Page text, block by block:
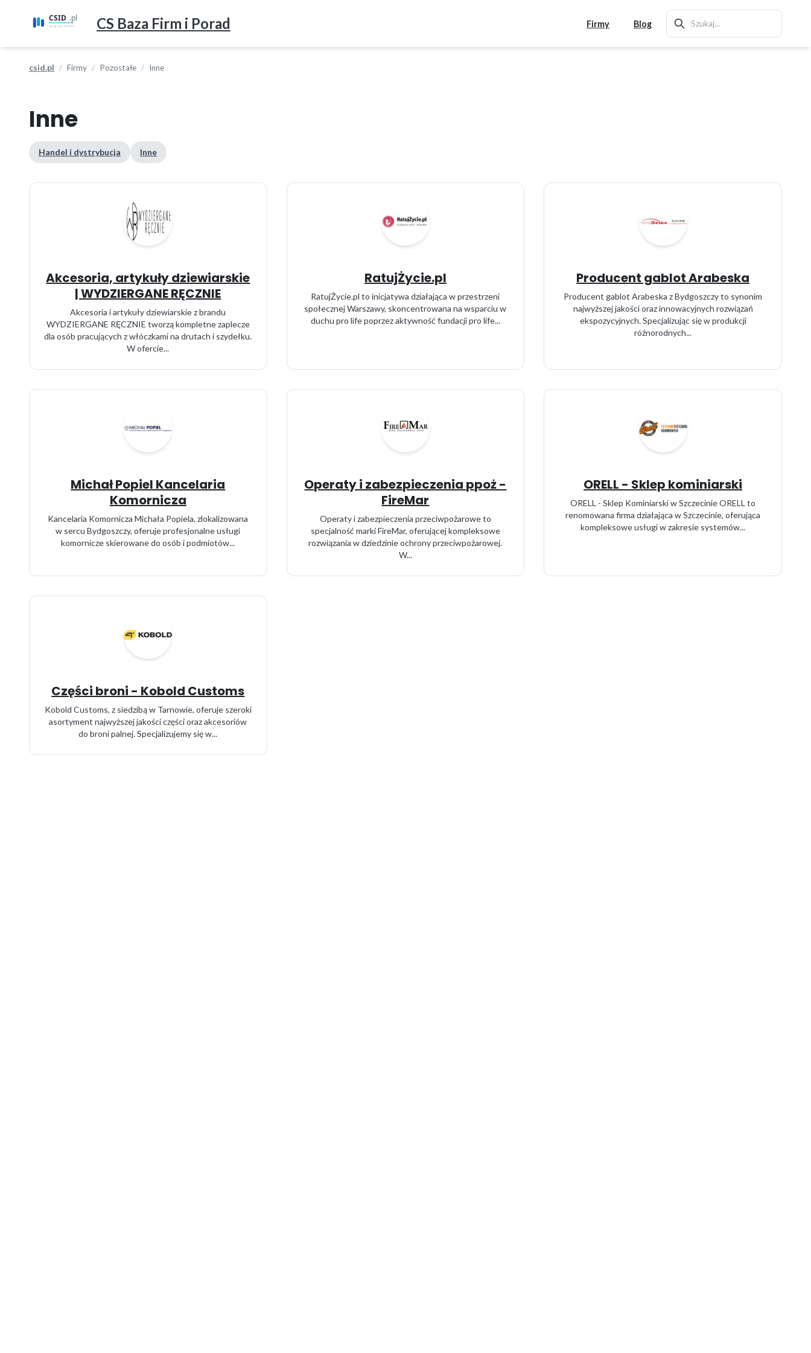
CS Baza Firm i Porad Firmy Blog
csid.pl Firmy Pozostałe Inne
Inne
Handel i dystrybucja Inne
Akcesoria, artykuły dziewiarskie
| WYDZIERGANE RĘCZNIE
Akcesoria i artykuły dziewiarskie z brandu
WYDZIERGANE RĘCZNIE tworzą kompletne zaplecze
dla osób pracujących z włóczkami na drutach i szydełku.
W ofercie...
RatujŻycie.pl
RatujŻycie.pl to inicjatywa działająca w przestrzeni
społecznej Warszawy, skoncentrowana na wsparciu w
duchu pro life poprzez aktywność fundacji pro life...
Producent gablot Arabeska
Producent gablot Arabeska z Bydgoszczy to synonim
najwyższej jakości oraz innowacyjnych rozwiązań
ekspozycyjnych. Specjalizując się w produkcji
różnorodnych...
Michał Popiel Kancelaria
Komornicza
Kancelaria Komornicza Michała Popiela, zlokalizowana
w sercu Bydgoszczy, oferuje profesjonalne usługi
komornicze skierowane do osób i podmiotów...
Operaty i zabezpieczenia ppoż -
FireMar
Operaty i zabezpieczenia przeciwpożarowe to
specjalność marki FireMar, oferującej kompleksowe
rozwiązania w dziedzinie ochrony przeciwpożarowej.
W...
ORELL - Sklep kominiarski
ORELL - Sklep Kominiarski w Szczecinie ORELL to
renomowana firma działająca w Szczecinie, oferująca
kompleksowe usługi w zakresie systemów...
Części broni - Kobold Customs
Kobold Customs, z siedzibą w Tarnowie, oferuje szeroki
asortyment najwyższej jakości części oraz akcesoriów
do broni palnej. Specjalizujemy się w...